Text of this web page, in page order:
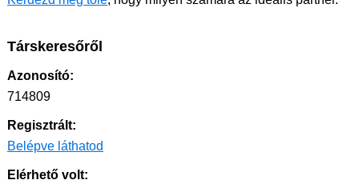
Társkeresőről
Azonosító:
714809
Regisztrált:
Belépve láthatod
Elérhető volt: